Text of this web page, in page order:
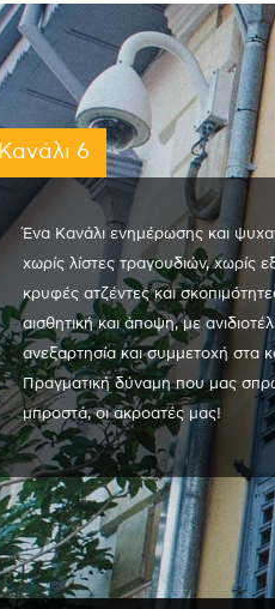
Κανάλι 6
Ένα Κανάλι ενημέρωσης και
χωρίς λίστες τραγουδιών, χωρίς
κρυφές ατζέντες και
αισθητική και άποψη, με
ανεξαρτησία και συμμετοχή στα
Πραγματική δύναμη που μας
μπροστά, οι ακροατές μας!